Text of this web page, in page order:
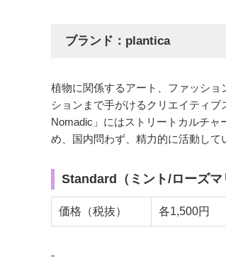
ブランド：plantica
植物に関係するアート、ファッシ
ションまで手がけるクリエイティ
Nomadic」にはストリートカルチ
め、国内問わず、精力的に活動して
Standard（ミント/ローズマ
価格（税抜） 各1,500円